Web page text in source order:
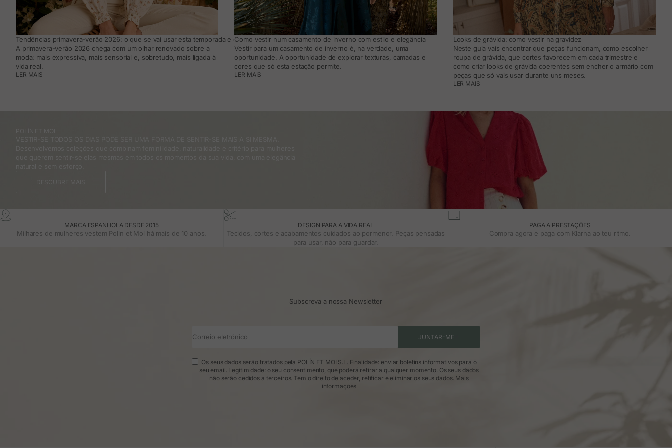
Tendências primavera-verão 2026: o que se vai usar esta temporada e como adaptá-lo ao teu dia a dia
A primavera-verão 2026 chega com um olhar renovado sobre a
moda: mais expressiva, mais sensorial e, sobretudo, mais ligada à
vida real.
LER MAIS
Como vestir num casamento de inverno com estilo e elegância
Vestir para um casamento de inverno é, na verdade, uma
oportunidade. A oportunidade de explorar texturas, camadas e
cores que só esta estação permite.
LER MAIS
Looks de grávida: como vestir na gravidez
Neste guia vais encontrar que peças funcionam, como escolher
roupa de grávida, que cortes favorecem em cada trimestre e
como criar looks de grávida coerentes sem encher o armário com
peças que só vais usar durante uns meses.
LER MAIS
MARCA ESPANHOLA DESDE 2015
Milhares de mulheres vestem Polin et Moi há mais de 10 anos.
DESIGN PARA A VIDA REAL
Tecidos, cortes e acabamentos cuidados ao pormenor. Peças pensadas
para usar, não para guardar.
PAGA A PRESTAÇÕES
Compra agora e paga com Klarna ao teu ritmo.
Subscreva a nossa Newsletter
Correio eletrónico JUNTAR-ME
Os seus dados serão tratados pela POLÍN ET MOI S.L. Finalidade: enviar boletins informativos para o
seu email. Legitimidade: o seu consentimento, que poderá retirar a qualquer momento. Os seus dados
não serão cedidos a terceiros. Tem o direito de aceder, retificar e eliminar os seus dados. Mais
informações